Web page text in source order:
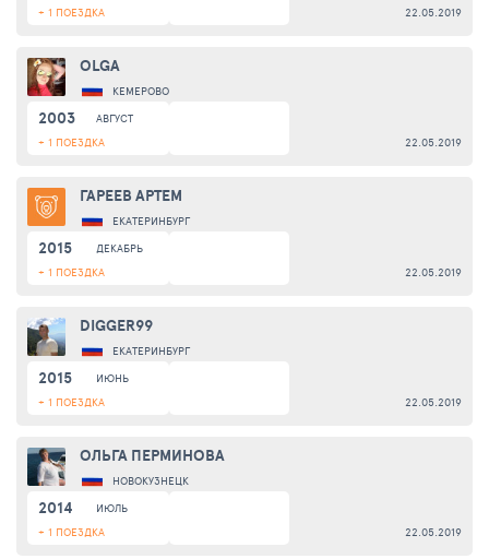
+ 1 ПОЕЗДКА
22.05.2019
OLGA
КЕМЕРОВО
2003
АВГУСТ
+ 1 ПОЕЗДКА
22.05.2019
ГАРЕЕВ АРТЕМ
ЕКАТЕРИНБУРГ
2015
ДЕКАБРЬ
+ 1 ПОЕЗДКА
22.05.2019
DIGGER99
ЕКАТЕРИНБУРГ
2015
ИЮНЬ
+ 1 ПОЕЗДКА
22.05.2019
ОЛЬГА ПЕРМИНОВА
НОВОКУЗНЕЦК
2014
ИЮЛЬ
+ 1 ПОЕЗДКА
22.05.2019